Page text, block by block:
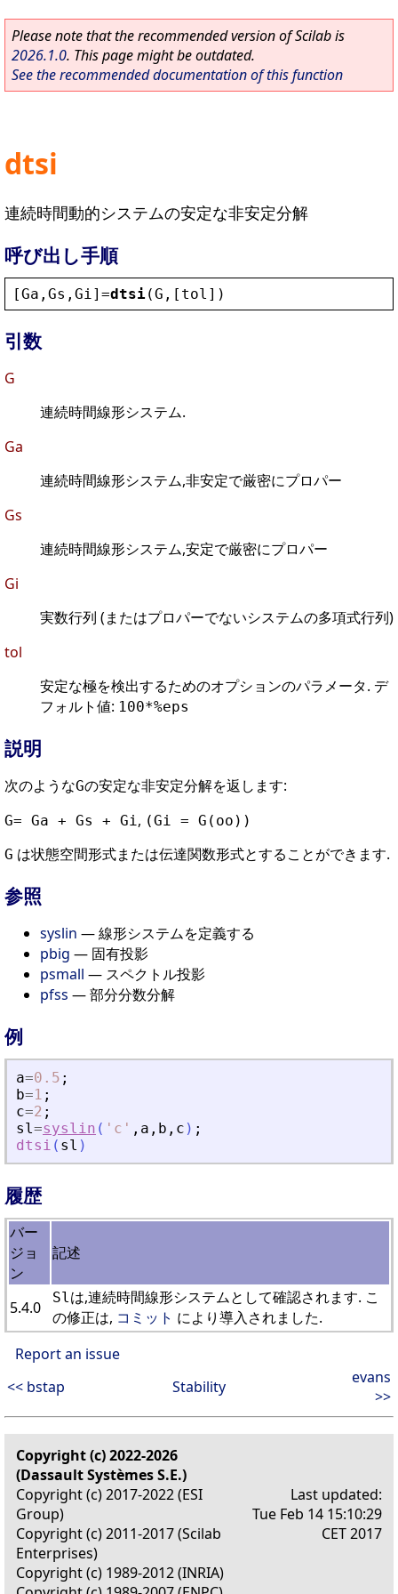
Please note that the recommended version of Scilab is
2026.1.0. This page might be outdated.
See the recommended documentation of this function
dtsi
連続時間動的システムの安定な非安定分解
呼び出し手順
[Ga , Gs , Gi ]=dtsi(G ,[ tol ])
引数
G
連続時間線形システム.
Ga
連続時間線形システム,非安定で厳密にプロパー
Gs
連続時間線形システム,安定で厳密にプロパー
Gi
実数行列 (またはプロパーでないシステムの多項式行列)
tol
安定な極を検出するためのオプションのパラメータ. デ
フォルト値: 100*%eps
説明
次のようなGの安定な非安定分解を返します:
G= Ga + Gs + Gi, (Gi = G(oo))
G は状態空間形式または伝達関数形式とすることができます.
参照
syslin — 線形システムを定義する
pbig — 固有投影
psmall — スペクトル投影
pfss — 部分分数分解
例
a=0.5 ;
b=1 ;
c=2 ;
sl=syslin ( ' c ' , a , b , c ) ;
dtsi ( sl )
履歴
バー
ジョ
ン
記述
5.4.0
Sl は,連続時間線形システムとして確認されます. こ
の修正は, コミット により導入されました.
Report an issue
<< bstap
Stability
evans
>>
Copyright (c) 2022-2026
(Dassault Systèmes S.E.)
Copyright (c) 2017-2022 (ESI
Group)
Copyright (c) 2011-2017 (Scilab
Enterprises)
Copyright (c) 1989-2012 (INRIA)
Last updated:
Tue Feb 14 15:10:29
CET 2017